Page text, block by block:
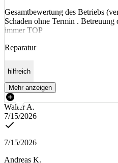
Gesamtbewertung des Betriebs
Schaden ohne Termin .
immer TOP
Reparatur
hilfreich
Mehr anzeigen
Walter A.
7/15/2026
7/15/2026
Andreas K.